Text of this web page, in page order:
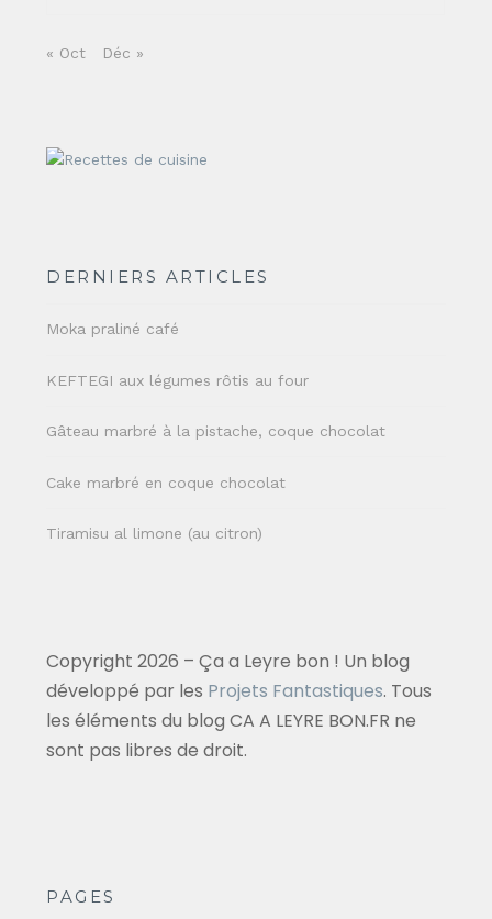
« Oct Déc »
DERNIERS ARTICLES
Moka praliné café
KEFTEGI aux légumes rôtis au four
Gâteau marbré à la pistache, coque chocolat
Cake marbré en coque chocolat
Tiramisu al limone (au citron)
Copyright 2026 – Ça a Leyre bon ! Un blog
développé par les Projets Fantastiques. Tous
les éléments du blog CA A LEYRE BON.FR ne
sont pas libres de droit.
PAGES